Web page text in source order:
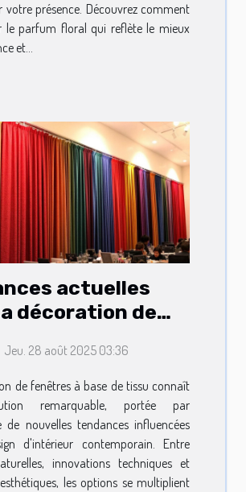
présence. Découvrez comment
le parfum floral qui reflète le mieux
et...
actuelles
décoration de
Jeu. 28 août 2025 03:36
de fenêtres à base de tissu connaît
remarquable, portée par
de nouvelles tendances influencées
d'intérieur contemporain. Entre
innovations techniques et
les options se multiplient